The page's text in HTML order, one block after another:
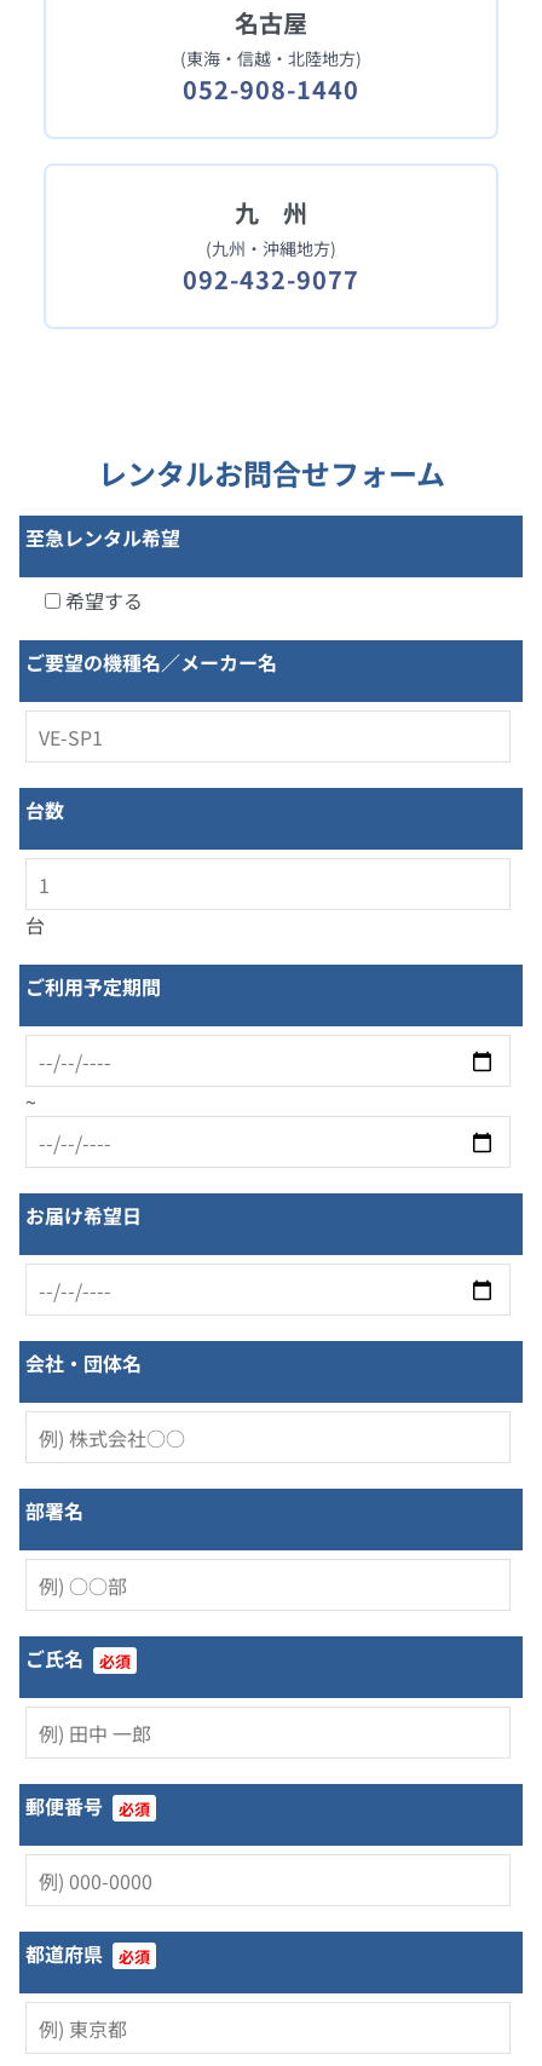
名古屋
(東海・信越・北陸地方)
052-908-1440
九 州
(九州・沖縄地方)
092-432-9077
レンタルお問合せフォーム
至急レンタル希望
希望する
ご要望の機種名／メーカー名
台数
台
ご利用予定期間
~
お届け希望日
会社・団体名
部署名
ご氏名 必須
郵便番号 必須
都道府県 必須